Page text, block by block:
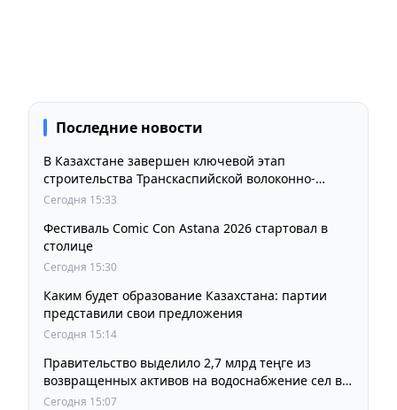
Последние новости
В Казахстане завершен ключевой этап
строительства Транскаспийской волоконно-
оптической линии связи
Сегодня 15:33
Фестиваль Comic Con Astana 2026 стартовал в
столице
Сегодня 15:30
Каким будет образование Казахстана: партии
представили свои предложения
Сегодня 15:14
Правительство выделило 2,7 млрд теңге из
возвращенных активов на водоснабжение сел в
СКО
Сегодня 15:07